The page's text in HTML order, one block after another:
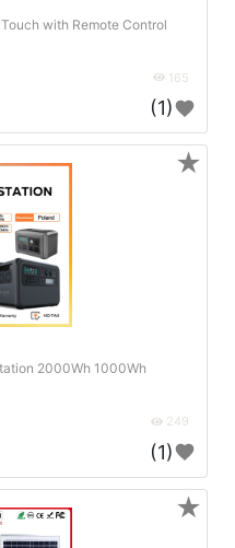
with Remote Control
165
(1)
2000Wh 1000Wh
249
(1)
★
★